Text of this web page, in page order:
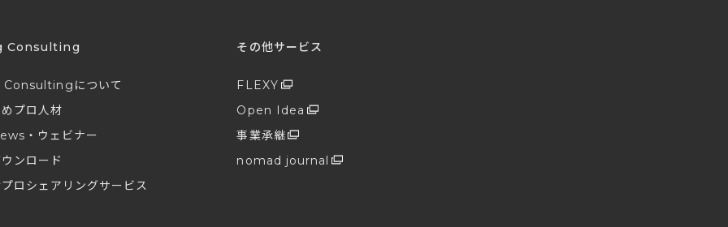
Consulting
について
プロ人材
・ウェビナー
ンロード
ロシェアリングサービス
その他サービス
FLEXY
Open Idea
事業承継
nomad journal